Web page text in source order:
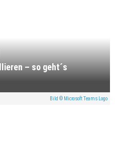
– so geht´s
Bild © Microsoft Teams Logo